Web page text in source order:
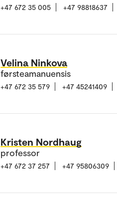
+47 672 35 005 +47 98818637
Velina Ninkova
førsteamanuensis
+47 672 35 579 +47 45241409
Kristen Nordhaug
professor
+47 672 37 257 +47 95806309